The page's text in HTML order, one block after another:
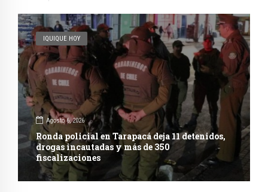
IQUIQUE HOY
Agosto 6, 2026
Ronda policial en Tarapacá deja 11 detenidos,
drogas incautadas y más de 350
fiscalizaciones